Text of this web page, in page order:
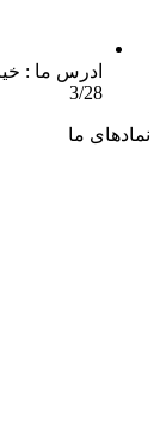
3/28
نمادهای ما